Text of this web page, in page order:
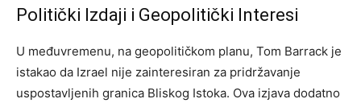
Politički Izdaji i Geopolitički Interesi
U međuvremenu, na geopolitičkom planu, Tom Barrack je
istakao da Izrael nije zainteresiran za pridržavanje
uspostavljenih granica Bliskog Istoka. Ova izjava dodatno